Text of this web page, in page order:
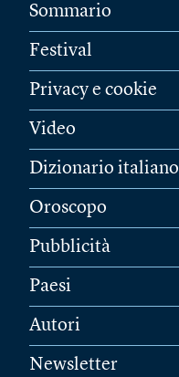
Sommario
Festival
Privacy e cookie
Video
Dizionario italiano
Oroscopo
Pubblicità
Paesi
Autori
Newsletter